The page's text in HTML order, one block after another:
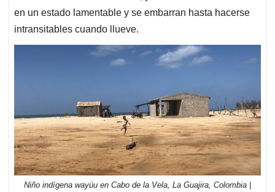
en un estado lamentable y se embarran hasta hacerse
intransitables cuando llueve.
Niño indígena wayúu en Cabo de la Vela, La Guajira, Colombia |